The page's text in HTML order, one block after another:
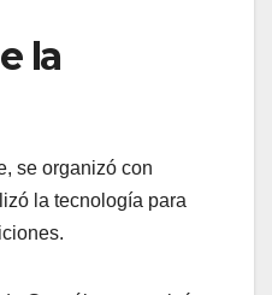
la
se organizó con
la tecnología para